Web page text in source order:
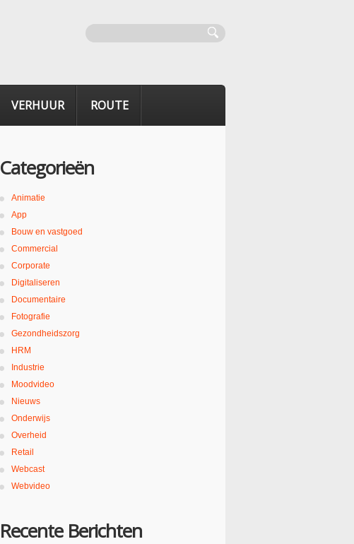
VERHUUR ROUTE
Categorieën
Animatie
App
Bouw en vastgoed
Commercial
Corporate
Digitaliseren
Documentaire
Fotografie
Gezondheidszorg
HRM
Industrie
Moodvideo
Nieuws
Onderwijs
Overheid
Retail
Webcast
Webvideo
Recente Berichten